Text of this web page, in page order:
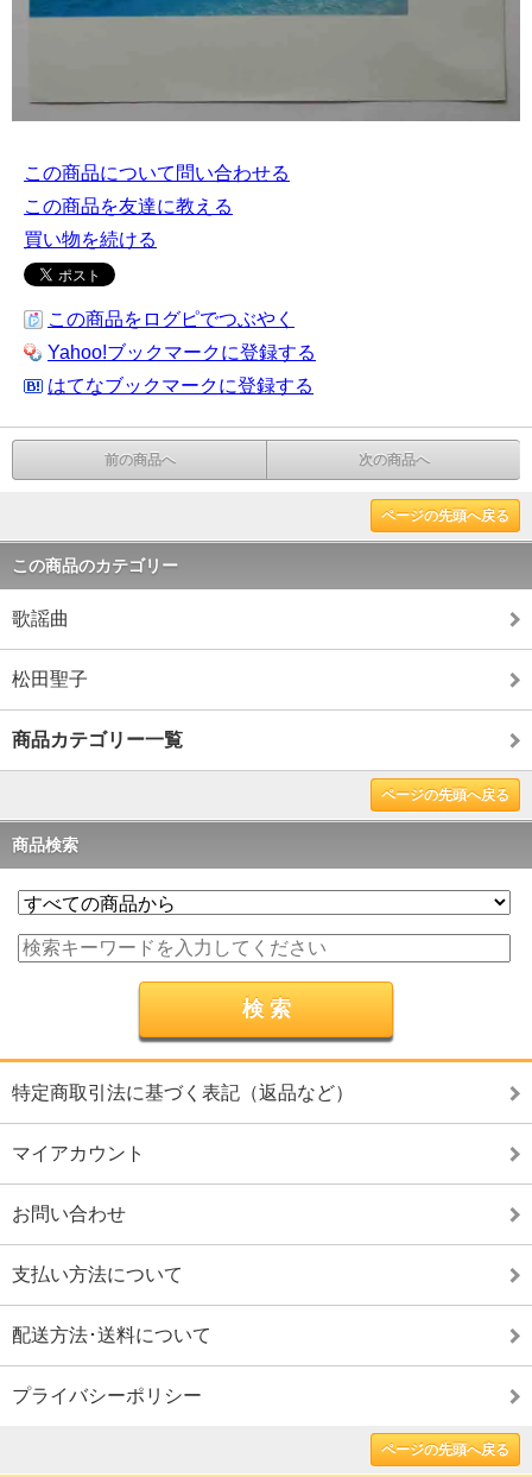
この商品について問い合わせる
この商品を友達に教える
買い物を続ける
この商品をログピでつぶやく
Yahoo!ブックマークに登録する
はてなブックマークに登録する
前の商品へ 次の商品へ
ページの先頭へ戻る
この商品のカテゴリー
歌謡曲
松田聖子
商品カテゴリー一覧
ページの先頭へ戻る
商品検索
特定商取引法に基づく表記（返品など）
マイアカウント
お問い合わせ
支払い方法について
配送方法･送料について
プライバシーポリシー
ページの先頭へ戻る